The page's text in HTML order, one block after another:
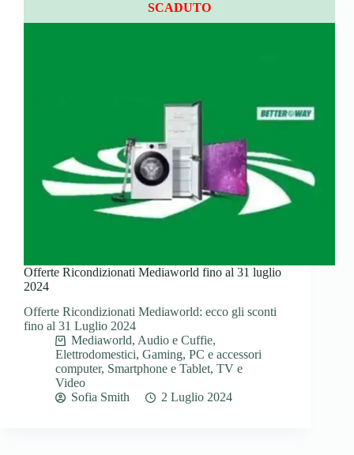
SCADUTO
Offerte Ricondizionati Mediaworld fino al 31 luglio
2024
Offerte Ricondizionati Mediaworld: ecco gli sconti
fino al 31 Luglio 2024
Mediaworld, Audio e Cuffie,
Elettrodomestici, Gaming, PC e accessori
computer, Smartphone e Tablet, TV e
Video
Sofia Smith
2 Luglio 2024